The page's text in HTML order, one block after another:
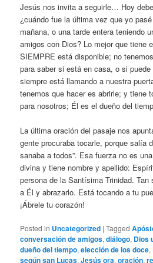
Jesús nos invita a seguirle… Hoy
¿cuándo fue la última vez que yo
mañana, o una tarde entera teniendo
amigos con Dios? Lo mejor que tiene
SIEMPRE está disponible; no
para saber si está en casa, o si
siempre está llamando a nuestra
tenemos que hacer es abrirle; y tiene
para nosotros; Él es el dueño del
La última oración del pasaje nos
gente procuraba tocarle, porque salía
sanaba a todos”. Esa fuerza no es
divina y tiene nombre y apellido:
persona de la Santísima Trinidad.
a Él y abrazarlo. Está tocando a tu
¡Ábrele tu corazón!
Posted in Uncategorized |Tagged
conversación de amigos,diálogo, Dios
dueño del tiempo,elección de los doce,
según san Lucas,Jesús ora,oración,